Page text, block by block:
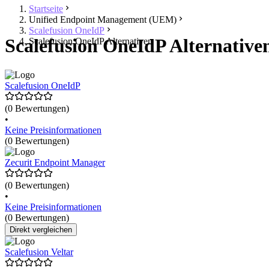
Startseite
Unified Endpoint Management (UEM)
Scalefusion OneIdP
Scalefusion OneIdP Alternativen
Scalefusion OneIdP
Scalefusion OneIdP
(0 Bewertungen)
•
Keine Preisinformationen
(0 Bewertungen)
Zecurit Endpoint Manager
(0 Bewertungen)
•
Keine Preisinformationen
(0 Bewertungen)
Direkt vergleichen
Scalefusion Veltar